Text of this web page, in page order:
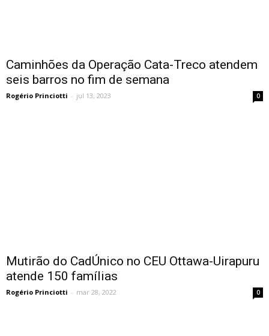
Caminhões da Operação Cata-Treco atendem
seis barros no fim de semana
Rogério Princiotti - jul 13, 2023 0
Mutirão do CadÚnico no CEU Ottawa-Uirapuru
atende 150 famílias
Rogério Princiotti - mar 28, 2022 0